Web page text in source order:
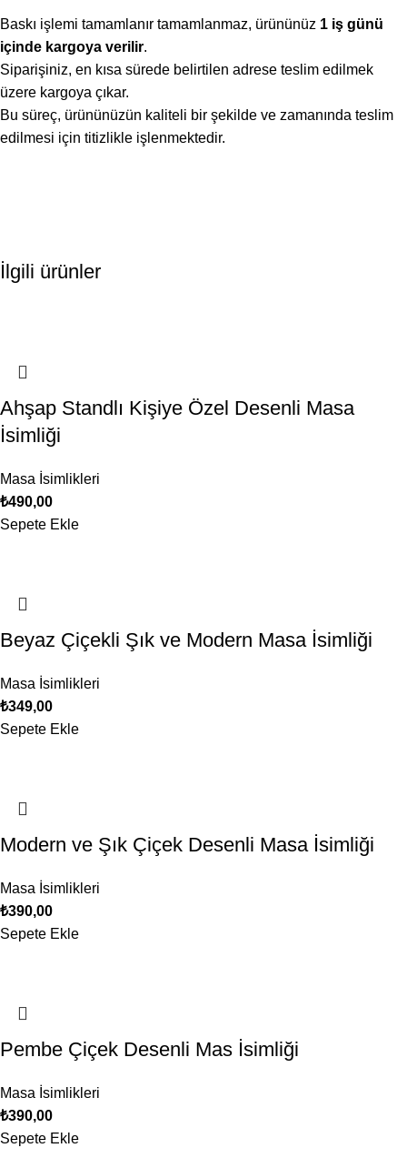
Baskı işlemi tamamlanır tamamlanmaz, ürününüz 1 iş günü
içinde kargoya verilir.
Siparişiniz, en kısa sürede belirtilen adrese teslim edilmek
üzere kargoya çıkar.
Bu süreç, ürününüzün kaliteli bir şekilde ve zamanında teslim
edilmesi için titizlikle işlenmektedir.
İlgili ürünler
Ahşap Standlı Kişiye Özel Desenli Masa
İsimliği
Masa İsimlikleri
₺490,00
Sepete Ekle
Beyaz Çiçekli Şık ve Modern Masa İsimliği
Masa İsimlikleri
₺349,00
Sepete Ekle
Modern ve Şık Çiçek Desenli Masa İsimliği
Masa İsimlikleri
₺390,00
Sepete Ekle
Pembe Çiçek Desenli Mas İsimliği
Masa İsimlikleri
₺390,00
Sepete Ekle